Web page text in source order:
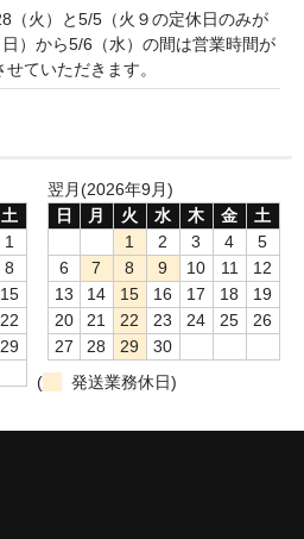
八頭郡智頭町）
出雲市）
鹿屋市)
（鹿児島県霧島市）
阿久根市）
（火）と5/5（火９の定休日のみが
）から5/6（水）の間は営業時間が
ていただきます。
土
1
8
15
22
29
翌月(2026年9月)
日
月 火 水 木 金
土
1
2 3 4
5
6
7 8 9 10 11
12
13
14 15 16 17 18
19
20
21 22 23 24 25
26
27
28 29
30
(
発送業務休日)